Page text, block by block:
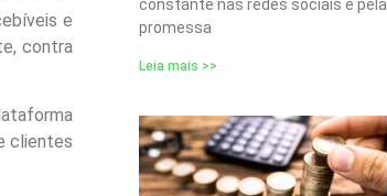
e
contra
clientes
constante nas redes sociais e pela
promessa
Leia mais >>